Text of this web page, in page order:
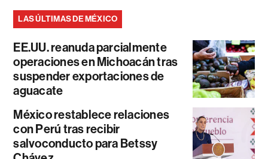
LAS ÚLTIMAS DE MÉXICO
EE.UU. reanuda parcialmente
operaciones en Michoacán tras
suspender exportaciones de
aguacate
México restablece relaciones
con Perú tras recibir
salvoconducto para Betssy